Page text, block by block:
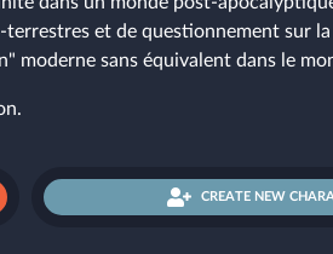
et de questionnement sur
moderne sans équivalent dans le
CREATE NEW